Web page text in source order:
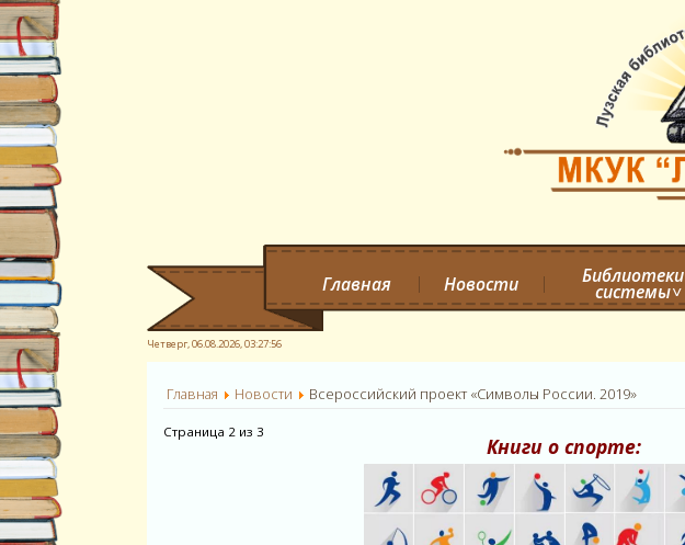
Главная Новости Библиотеки
системы
Четверг, 06.08.2026,03:27:57
Главная Новости Всероссийский проект «Символы России. 2019»
Страница 2 из 3
Книги о спорте: